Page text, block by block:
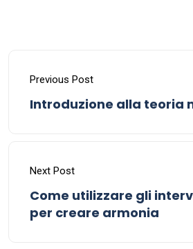
Previous Post
Introduzione alla teoria
Next Post
Come utilizzare gli
per creare armonia